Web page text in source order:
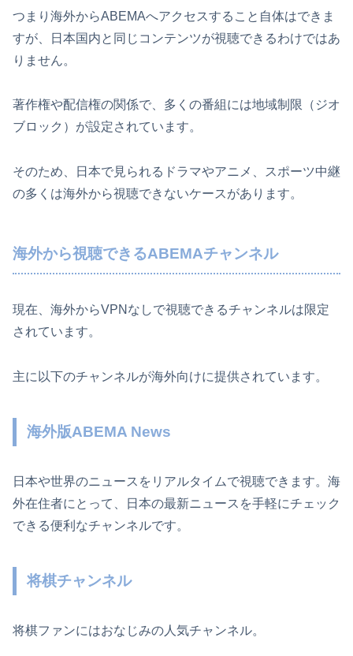
つまり海外からABEMAへアクセスすること自体はできま
すが、日本国内と同じコンテンツが視聴できるわけではあ
りません。
著作権や配信権の関係で、多くの番組には地域制限（ジオ
ブロック）が設定されています。
そのため、日本で見られるドラマやアニメ、スポーツ中継
の多くは海外から視聴できないケースがあります。
海外から視聴できるABEMAチャンネル
現在、海外からVPNなしで視聴できるチャンネルは限定
されています。
主に以下のチャンネルが海外向けに提供されています。
海外版ABEMA News
日本や世界のニュースをリアルタイムで視聴できます。海
外在住者にとって、日本の最新ニュースを手軽にチェック
できる便利なチャンネルです。
将棋チャンネル
将棋ファンにはおなじみの人気チャンネル。